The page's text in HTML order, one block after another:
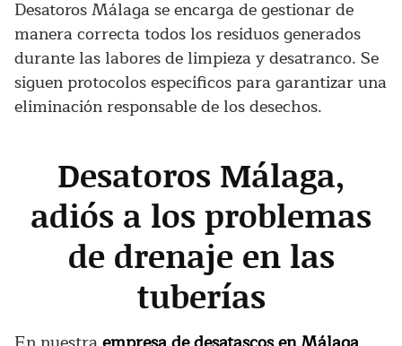
Desatoros Málaga se encarga de gestionar de
manera correcta todos los residuos generados
durante las labores de limpieza y desatranco. Se
siguen protocolos específicos para garantizar una
eliminación responsable de los desechos.
Desatoros Málaga,
adiós a los problemas
de drenaje en las
tuberías